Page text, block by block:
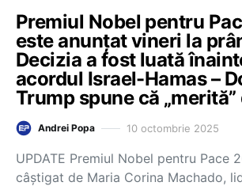
Premiul Nobel pentru
este anunțat vineri la
Decizia a fost luată
acordul Israel-Hamas –
Trump spune că
Andrei Popa 10 octombrie 2025
UPDATE Premiul Nobel pentru Pace
câștigat de Maria Corina Machado,